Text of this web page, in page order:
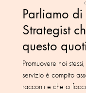
Parliamo
Strategist
questo
Promuovere noi
servizio è compito
racconti e che ci